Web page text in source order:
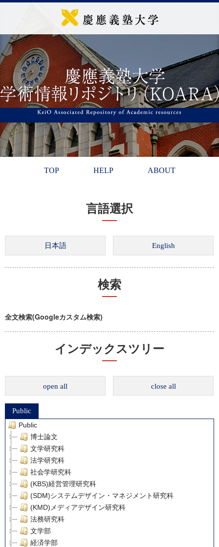
TOP HELP ABOUT
言語選択
検索
全文検索(Googleカスタム検索)
インデックスツリー
open all close all
Public
Public
博士論文
文学研究科
法学研究科
社会学研究科
(KBS)経営管理研究科
(SDM)システムデザイン・マネジメント研究科
(KMD)メディアデザイン研究科
法務研究科
文学部
経済学部